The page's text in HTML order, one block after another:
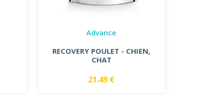
Advance
RECOVERY POULET - CHIEN,
CHAT
21.49 €